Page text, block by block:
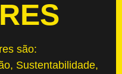
são:
Sustentabilidade,